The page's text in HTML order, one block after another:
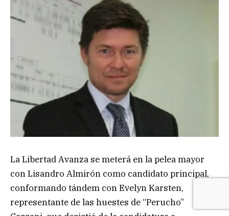
La Libertad Avanza se meterá en la pelea mayor
con Lisandro Almirón como candidato principal,
conformando tándem con Evelyn Karsten,
representante de las huestes de “Perucho”